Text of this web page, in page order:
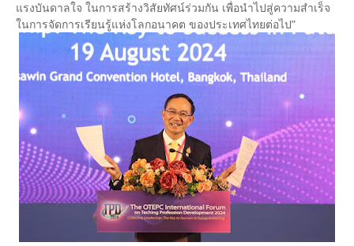
แรงบันดาลใจ ในการสร้างวิสัยทัศน์ร่วมกัน เพื่อนำไปสู่ความสำเร็จ
ในการจัดการเรียนรู้แห่งโลกอนาคต ของประเทศไทยต่อไป”